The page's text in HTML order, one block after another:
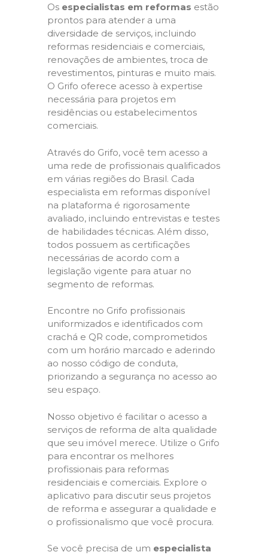
Os especialistas em reformas estão
prontos para atender a uma
diversidade de serviços, incluindo
reformas residenciais e comerciais,
renovações de ambientes, troca de
revestimentos, pinturas e muito mais.
O Grifo oferece acesso à expertise
necessária para projetos em
residências ou estabelecimentos
comerciais.
Através do Grifo, você tem acesso a
uma rede de profissionais qualificados
em várias regiões do Brasil. Cada
especialista em reformas disponível
na plataforma é rigorosamente
avaliado, incluindo entrevistas e testes
de habilidades técnicas. Além disso,
todos possuem as certificações
necessárias de acordo com a
legislação vigente para atuar no
segmento de reformas.
Encontre no Grifo profissionais
uniformizados e identificados com
crachá e QR code, comprometidos
com um horário marcado e aderindo
ao nosso código de conduta,
priorizando a segurança no acesso ao
seu espaço.
Nosso objetivo é facilitar o acesso a
serviços de reforma de alta qualidade
que seu imóvel merece. Utilize o Grifo
para encontrar os melhores
profissionais para reformas
residenciais e comerciais. Explore o
aplicativo para discutir seus projetos
de reforma e assegurar a qualidade e
o profissionalismo que você procura.
Se você precisa de um especialista